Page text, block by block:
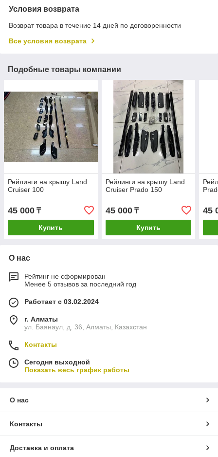
Условия возврата
Возврат товара в течение 14 дней по договоренности
Все условия возврата
Подобные товары компании
Рейлинги на крышу Land
Cruiser 100
45 000 ₸
Купить
Рейлинги на крышу Land
Cruiser Prado 150
45 000₸
Купить
45
О нас
Рейтинг не сформирован
Менее 5 отзывов за последний год
Работает с 03.02.2024
г. Алматы
ул. Баянаул, д. 36, Алматы, Казахстан
Контакты
Сегодня выходной
Показать весь график работы
О нас
Контакты
Доставка и оплата